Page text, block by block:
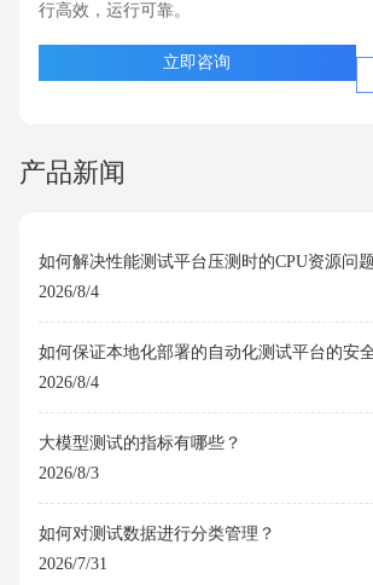
行高效，运行可靠。
立即咨询
产品新闻
如何解决性能测试平台压测时的CPU资源问
2026/8/4
如何保证本地化部署的自动化测试平台的安
2026/8/4
大模型测试的指标有哪些？
2026/8/3
如何对测试数据进行分类管理？
2026/7/31